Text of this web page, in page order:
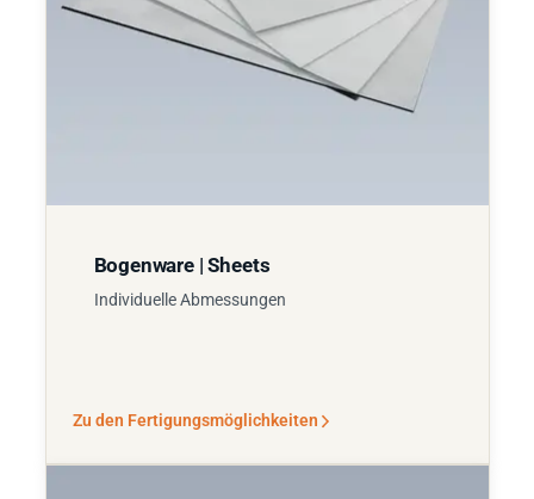
Bogenware | Sheets
Individuelle Abmessungen
Zu den Fertigungsmöglichkeiten